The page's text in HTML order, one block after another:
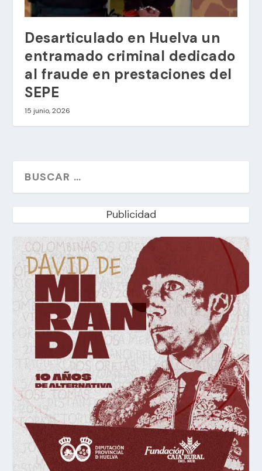
Desarticulado en Huelva un
entramado criminal dedicado
al fraude en prestaciones del
SEPE
15 junio, 2026
Publicidad